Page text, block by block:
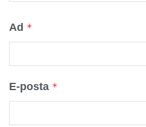
Ad *
E-posta *